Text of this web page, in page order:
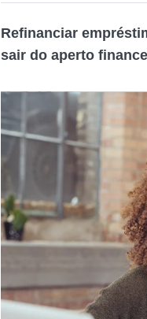
Refinanciar
sair do aperto